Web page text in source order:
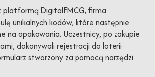
platformą DigitalFMCG, firma
unikalnych kodów, które następnie
na opakowania. Uczestnicy, po zakupie
dokonywali rejestracji do loterii
stworzony za pomocą narzędzi